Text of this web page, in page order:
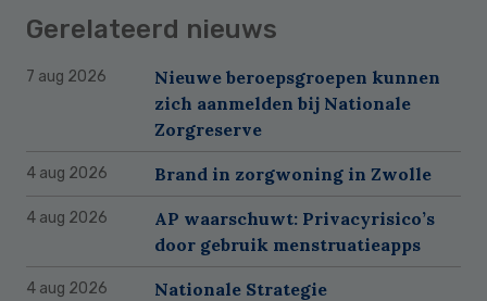
Gerelateerd nieuws
7 aug 2026
Nieuwe beroepsgroepen kunnen
zich aanmelden bij Nationale
Zorgreserve
4 aug 2026 Brand in zorgwoning in Zwolle
4 aug 2026
AP waarschuwt: Privacyrisico’s
door gebruik menstruatieapps
4 aug 2026
Nationale Strategie